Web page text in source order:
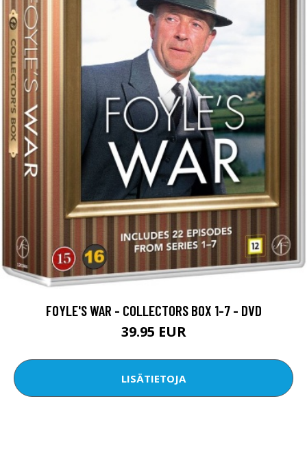
FOYLE'S WAR - COLLECTORS BOX 1-7 - DVD
39.95 EUR
LISÄTIETOJA